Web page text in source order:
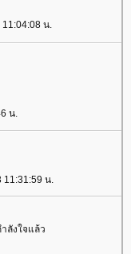
น.
น.
11:31:59 น.
ลังใจแล้ว